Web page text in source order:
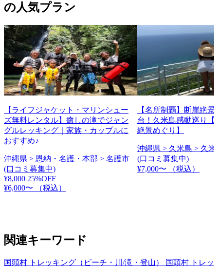
の人気プラン
【ライフジャケット・マリンシュー
ズ無料レンタル】癒しの滝でジャン
グルレッキング｜家族・カップルに
おすすめ♪
沖縄県 > 恩納・名護・本部 > 名護市
(口コミ募集中)
¥8,000 25%OFF
¥6,000〜
（税込）
【名所制覇】断崖絶
台！久米島感動巡り【
絶景めぐり】
沖縄県 > 久米島 > 久米
(口コミ募集中)
¥7,000〜
（税込）
関連キーワード
国頭村 トレッキング（ビーチ・川/滝・登山）
国頭村 トレッ